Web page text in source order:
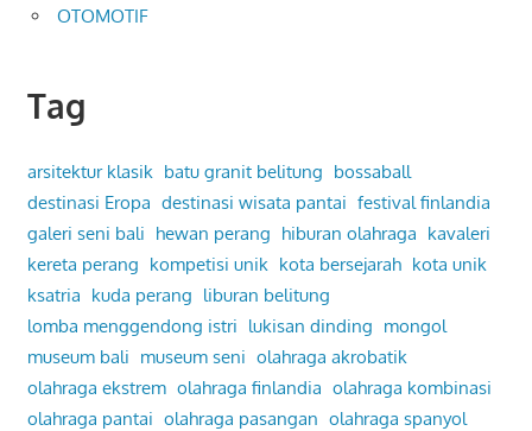
OTOMOTIF
Tag
arsitektur klasik batu granit belitung bossaball
destinasi Eropa destinasi wisata pantai festival finlandia
galeri seni bali hewan perang hiburan olahraga kavaleri
kereta perang kompetisi unik kota bersejarah kota unik
ksatria kuda perang liburan belitung
lomba menggendong istri lukisan dinding mongol
museum bali museum seni olahraga akrobatik
olahraga ekstrem olahraga finlandia olahraga kombinasi
olahraga pantai olahraga pasangan olahraga spanyol